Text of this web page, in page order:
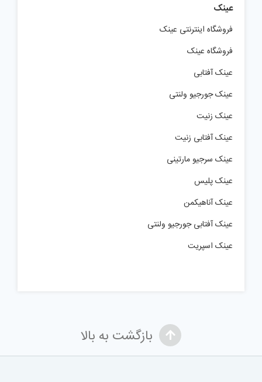
عینک
فروشگاه اینترنتی عینک
فروشگاه عینک
عینک آفتابی
عینک جورجیو ولنتی
عینک زنیت
عینک آفتابی زنیت
عینک سرجیو مارتینی
عینک پلیس
عینک آناهیکمن
عینک آفتابی جورجیو ولنتی
عینک اسپریت
بازگشت به بالا